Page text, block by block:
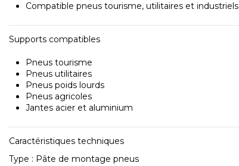
Compatible pneus tourisme, utilitaires et industriels
Supports compatibles
Pneus tourisme
Pneus utilitaires
Pneus poids lourds
Pneus agricoles
Jantes acier et aluminium
Caractéristiques techniques
Type : Pâte de montage pneus